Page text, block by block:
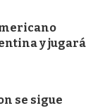
y jugará
se sigue